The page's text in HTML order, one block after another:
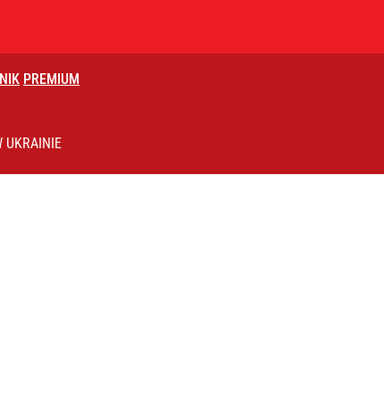
PREMIUM
UKRAINIE